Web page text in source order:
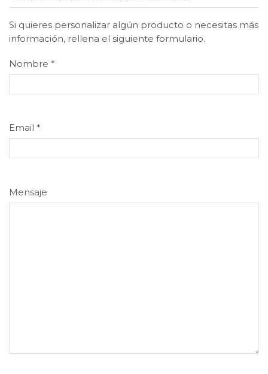
Si quieres personalizar algún producto o necesitas más
información, rellena el siguiente formulario.
Nombre *
Email *
Mensaje